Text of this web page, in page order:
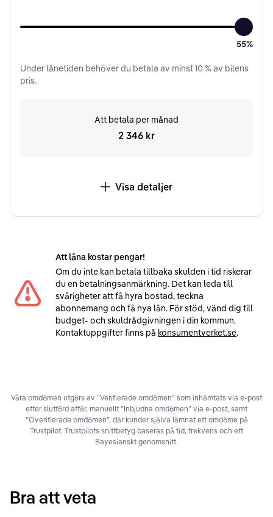
55%
Under lånetiden behöver du betala av minst10% av bilens
pris.
Att betala per månad
2 346 kr
Visa detaljer
Att låna kostar pengar!
Om du inte kan betala tillbaka skulden i tid riskerar
du en betalningsanmärkning. Det kan leda till
svårigheter att få hyra bostad, teckna
abonnemang och få nya lån. För stöd, vänd dig till
budget- och skuldrådgivningen i din kommun.
Kontaktuppgifter finns på konsumentverket.se.
Våra omdömen utgörs av ”Verifierade omdömen” som inhämtats via e-post
efter slutförd affär, manuellt ”Inbjudna omdömen” via e-post, samt
”Overifierade omdömen”, där kunder själva lämnat ett omdöme på
Trustpilot. Trustpilots snittbetyg baseras på tid, frekvens och ett
Bayesianskt genomsnitt.
Bra att veta